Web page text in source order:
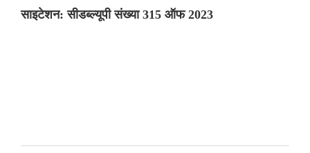
साइटेशन: सीडब्ल्यूपी संख्या 315 ऑफ 2023